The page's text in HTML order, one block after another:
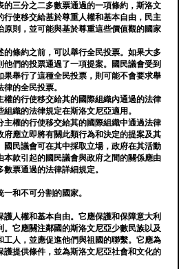
的三分之二多數票通過的一項條約，斯洛文
行使移交給基於尊重人權和基本自由，民主
原則，並可能與基於尊重這些價值觀的國家
的條約之前，可以舉行全民投票。如果大多
他們的投票通過了一項提案。國民議會受到
果舉行了這種全民投票，則可能不會要求舉
的全民投票。
權的行使移交給其的國際組織內通過的法律
織的法律規定在斯洛文尼亞適用。
主權的行使移交給其的國際組織中通過法律
府應立即將有關此類行為和決定的提案及其
國民議會可在其中採取立場，政府在其活動
本款引起的國民議會與政府之間的關係應由
票通過的法律詳細規定。
和不可分割的國家。
護人權和基本自由。它應保護和保障意大利
。它應關注鄰國的斯洛文尼亞少數民族以及
工人，並應促進他們與祖國的聯繫。它應為
護提供條件，並為斯洛文尼亞社會和文化的